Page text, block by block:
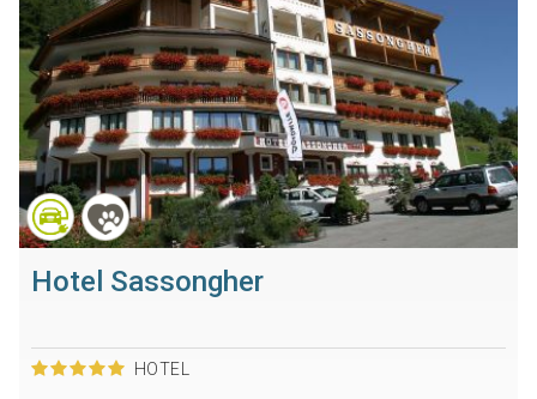
Hotel Sassongher
HOTEL